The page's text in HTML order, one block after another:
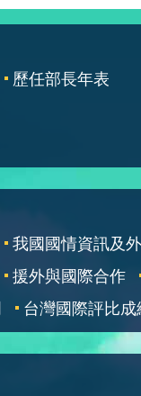
歷任部長年表
我國國情資訊及
援外與國際合作
台灣國際評比成